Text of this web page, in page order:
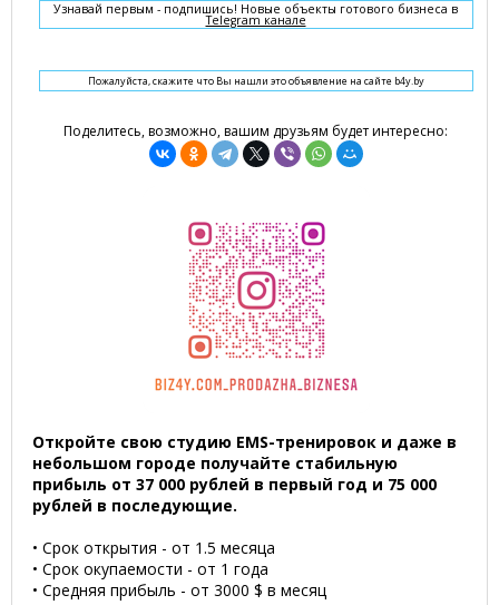
Узнавай первым - подпишись! Новые объекты готового бизнеса в
Telegram канале
Пожалуйста, скажите что Вы нашли это объявление на сайте b4y.by
Поделитесь, возможно, вашим друзьям будет интересно:
Откройте свою студию EMS-тренировок и даже в
небольшом городе получайте стабильную
прибыль от 37 000 рублей в первый год и 75 000
рублей в последующие.
• Срок открытия - от 1.5 месяца
• Срок окупаемости - от 1 года
• Средняя прибыль - от 3000 $ в месяц